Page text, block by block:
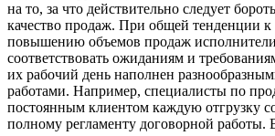
на то, за что действительно следует
качество продаж. При общей тенденции
повышению объемов продаж
соответствовать ожиданиям и
их рабочий день наполнен
работами. Например, специалисты по
постоянным клиентом каждую отгрузку
полному регламенту договорной работы.